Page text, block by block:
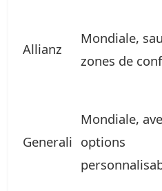
Allianz
Mondiale,
zones de
Generali
Mondiale,
options